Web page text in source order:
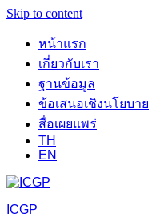
Skip to content
หน้าแรก
เกี่ยวกับเรา
ฐานข้อมูล
ข้อเสนอเชิงนโยบาย
สื่อเผยแพร่
TH
EN
ICGP